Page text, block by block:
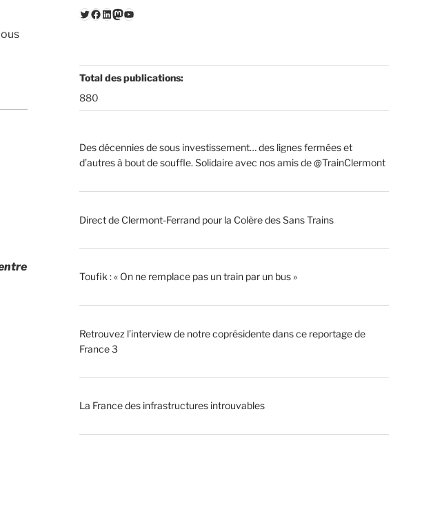
Twitter
Facebook
LinkedIn
Mastodon
YouTube
Total des publications:
880
Des décennies de sous investissement… des lignes fermées et
d’autres à bout de souffle. Solidaire avec nos amis de @TrainClermont
Direct de Clermont-Ferrand pour la Colère des Sans Trains
Toufik : « On ne remplace pas un train par un bus »
Retrouvez l’interview de notre coprésidente dans ce reportage de
France 3
La France des infrastructures introuvables